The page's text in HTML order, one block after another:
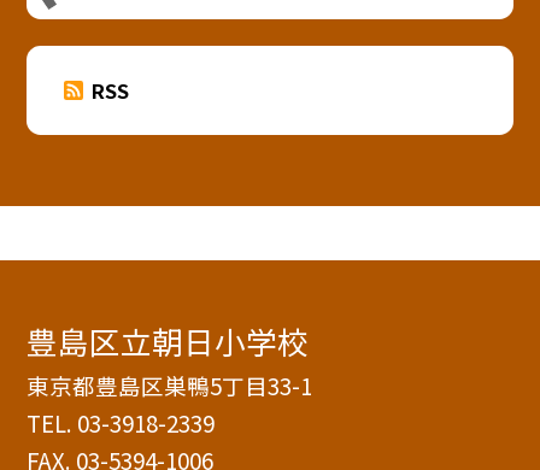
RSS
豊島区立朝日小学校
東京都豊島区巣鴨5丁目33-1
TEL. 03-3918-2339
FAX. 03-5394-1006